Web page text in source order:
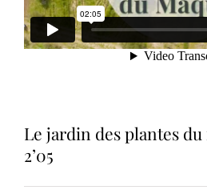
Le jardin des plantes
2’05